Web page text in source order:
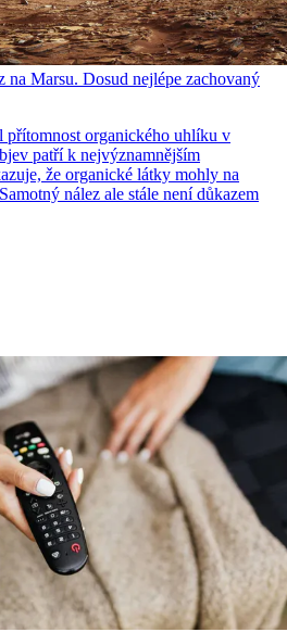
Marsu. Dosud nejlépe zachovaný
přítomnost organického uhlíku v
patří k nejvýznamnějším
že organické látky mohly na
nález ale stále není důkazem